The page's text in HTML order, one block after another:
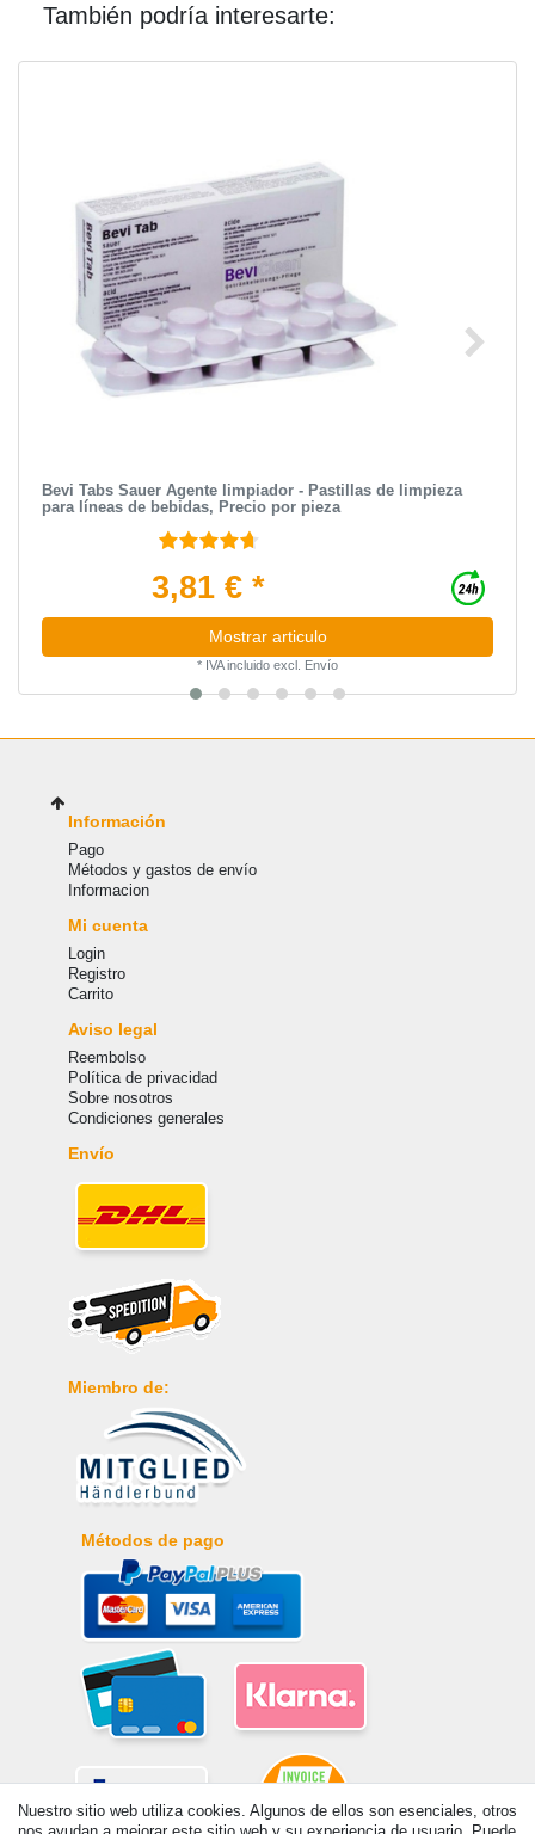
También podría interesarte:
Bevi Tabs Sauer Agente limpiador - Pastillas de limpieza
para líneas de bebidas, Precio por pieza
3,81 € *
Mostrar articulo
* IVA incluido excl. Envío
Información
Pago
Métodos y gastos de envío
Informacion
Mi cuenta
Login
Registro
Carrito
Aviso legal
Reembolso
Política de privacidad
Sobre nosotros
Condiciones generales
Envío
Miembro de:
Métodos de pago
Nuestro sitio web utiliza cookies. Algunos de ellos son esenciales, otros